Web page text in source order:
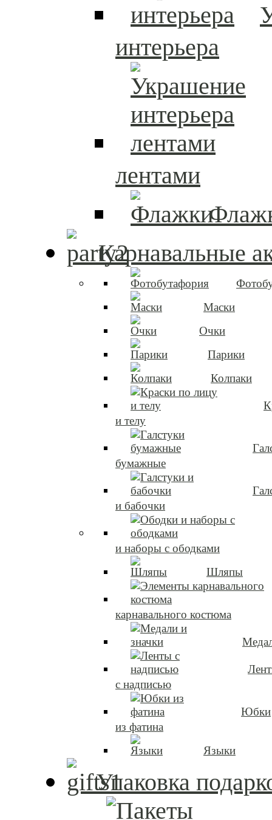
интерьера
лентами
Карнавальные
Маски
Очки
Парики
Колпаки
и телу
бумажные
и бабочки
и наборы с ободками
Шляпы
карнавального костюма
с надписью
Юбки
из фатина
Языки
Упаковка